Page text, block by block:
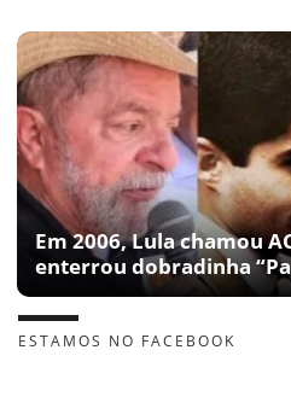
Em 2006, Lula chamou
enterrou dobradinha
ESTAMOS NO FACEBOOK